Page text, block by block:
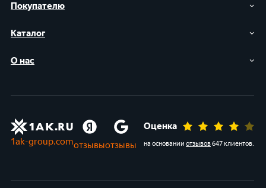
Покупателю
Каталог
О нас
1ak-group.comотзывыотзывы
Оценка
на основании отзывов647 клиентов.